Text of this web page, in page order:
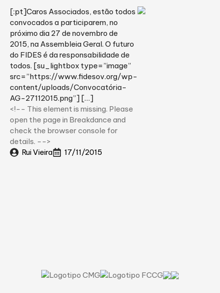
[:pt]Caros Associados, estão todos
convocados a participarem, no
próximo dia 27 de novembro de
2015, na Assembleia Geral. O futuro
do FIDES é da responsabilidade de
todos. [su_lightbox type=”image”
src=”https://www.fidesov.org/wp-
content/uploads/Convocatória-
AG-27112015.png”] […]
<!-- This element is missing. Please
open the page in Breakdance and
check the browser console for
details. -->
Rui Vieira
17/11/2015